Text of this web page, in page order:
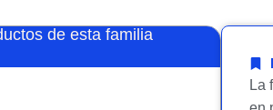
de esta familia
La